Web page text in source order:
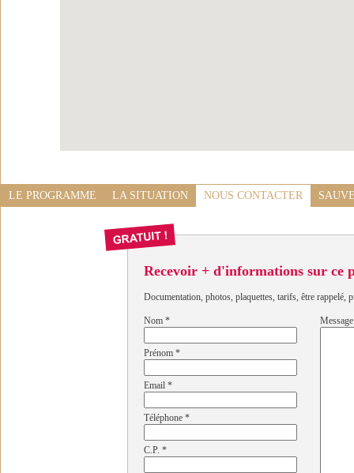
LE PROGRAMME LA SITUATION NOUS CONTACTER
Recevoir + d'informations sur ce
Documentation, photos, plaquettes, tarifs, être rappelé,
Nom *
Prénom *
Email *
Téléphone *
C.P. *
Message